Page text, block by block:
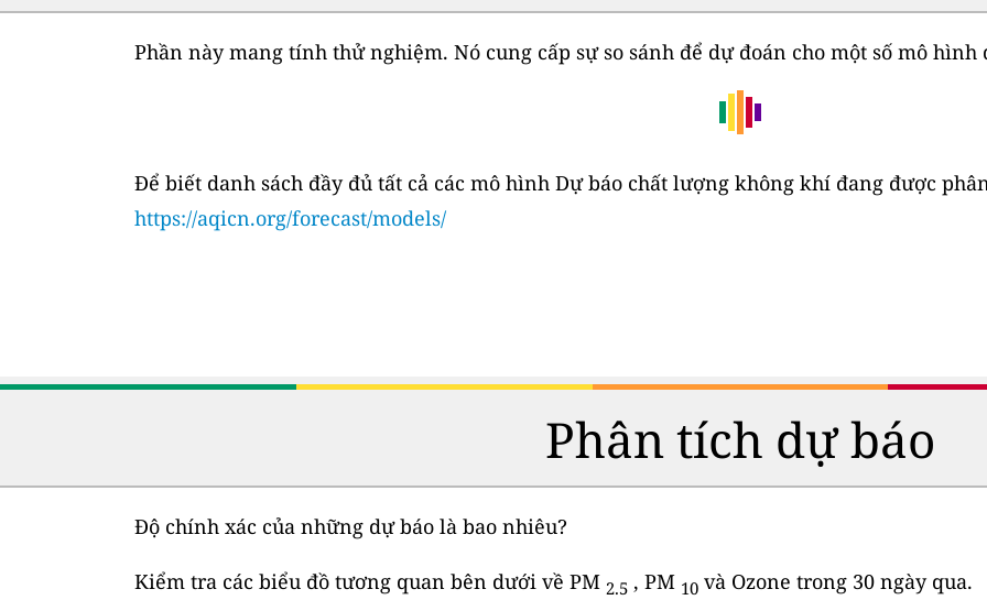
Phần này mang tính thử nghiệm. Nó cung cấp sự so sánh để dự đoán cho một số mô hình
Để biết danh sách đầy đủ tất cả các mô hình Dự báo chất lượng không khí đang được
https://aqicn.org/forecast/models/
Phân tích dự báo
Độ chính xác của những dự báo là bao nhiêu?
Kiểm tra các biểu đồ tương quan bên dưới về PM 2.5 , PM 10 và Ozone trong 30 ngày qua.